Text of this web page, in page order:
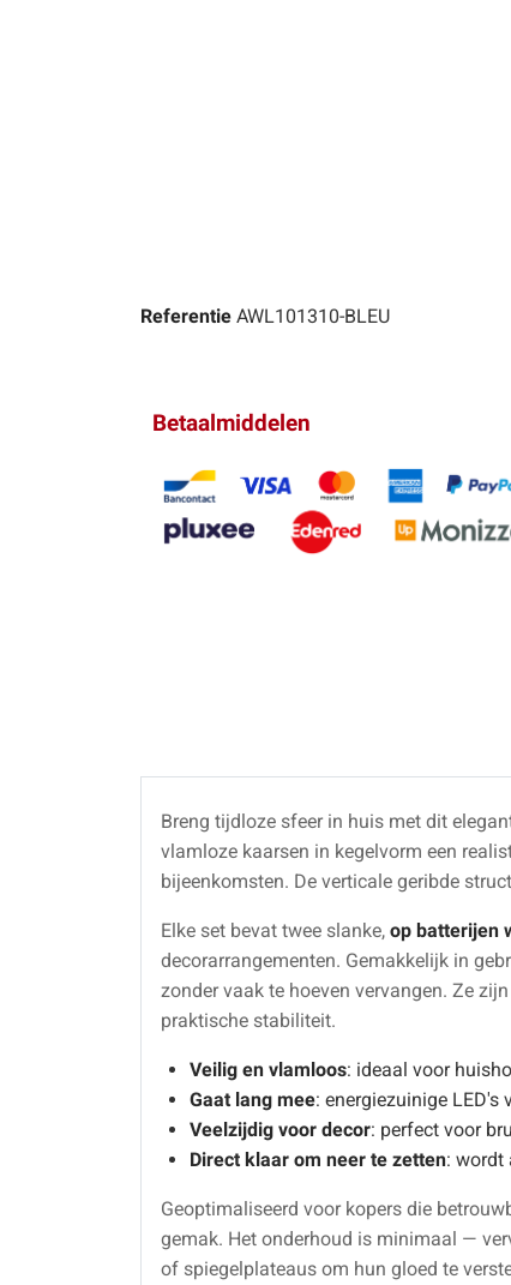
Referentie AWL101310-BLEU
Betaalmiddelen
Breng tijdloze sfeer in huis met dit
vlamloze kaarsen in kegelvorm een
bijeenkomsten. De verticale geribde
Elke set bevat twee slanke, op batterijen
decorarrangementen. Gemakkelijk in
zonder vaak te hoeven vervangen. Ze
praktische stabiliteit.
Veilig en vlamloos: ideaal voor
Gaat lang mee: energiezuinige LED's
Veelzijdig voor decor: perfect voor
Direct klaar om neer te zetten: wordt
Geoptimaliseerd voor kopers die
gemak. Het onderhoud is minimaal —
of spiegelplateaus om hun gloed te